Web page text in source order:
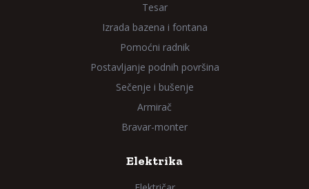
Tesar
Izrada bazena i fontana
Pomoćni radnik
Postavljanje podnih površina
Sečenje i bušenje
Armirač
Bravar-monter
Elektrika